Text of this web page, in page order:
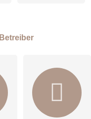
Betreiber